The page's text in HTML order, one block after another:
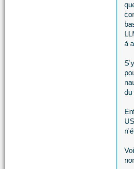
à
du